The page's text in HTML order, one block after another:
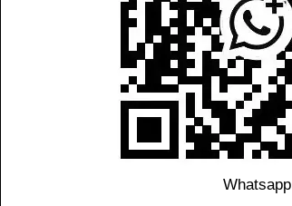
Whatsapp